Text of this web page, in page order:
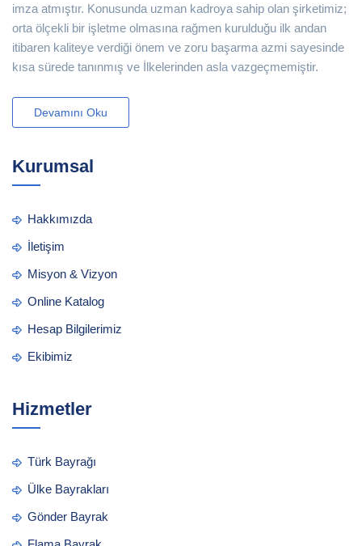
imza atmıştır. Konusunda uzman kadroya sahip olan şirketimiz;
orta ölçekli bir işletme olmasına rağmen kurulduğu ilk andan
itibaren kaliteye verdiği önem ve zoru başarma azmi sayesinde
kısa sürede tanınmış ve İlkelerinden asla vazgeçmemiştir.
Devamını Oku
Kurumsal
Hakkımızda
İletişim
Misyon & Vizyon
Online Katalog
Hesap Bilgilerimiz
Ekibimiz
Hizmetler
Türk Bayrağı
Ülke Bayrakları
Gönder Bayrak